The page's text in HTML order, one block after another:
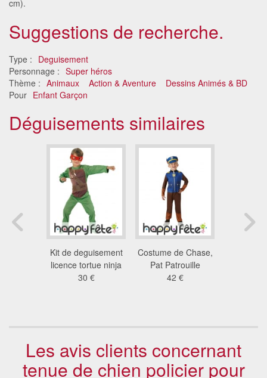
cm).
Suggestions de recherche.
Type : Deguisement
Personnage : Super héros
Thème : Animaux Action & Aventure
Dessins Animés & BD
Pour Enfant Garçon
Déguisements similaires
Kit de deguisement
licence tortue ninja
30 €
Costume de Chase,
Pat Patrouille
42 €
Les avis clients concernant
tenue de chien policier pour